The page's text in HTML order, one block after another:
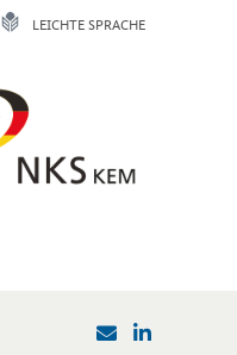
LEICHTE SPRACHE